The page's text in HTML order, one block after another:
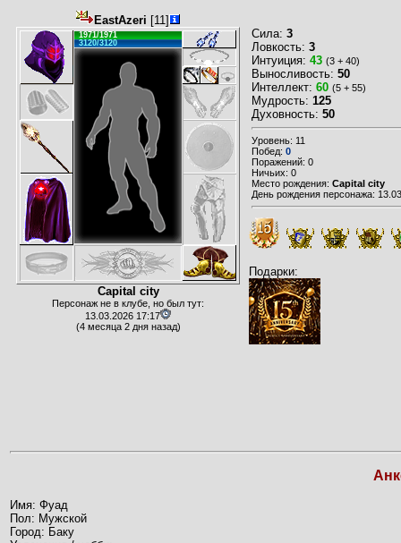
EastAzeri [11]
1971/1971
3120/3120
Capital city
Персонаж не в клубе, но был тут:
13.03.2026 17:17
(4 месяца 2 дня назад)
Сила: 3
Ловкость: 3
Интуиция: 43 (3 + 40)
Выносливость: 50
Интеллект: 60 (5 + 55)
Мудрость: 125
Духовность: 50
Уровень: 11
Побед: 0
Поражений: 0
Ничьих: 0
Место рождения: Capital city
День рождения персонажа:
Подарки:
Имя: Фуад
Пол: Мужской
Город: Баку